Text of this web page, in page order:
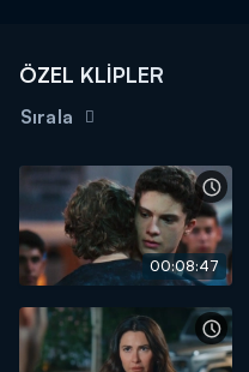
ÖZEL KLİPLER
Sırala
00:08:47